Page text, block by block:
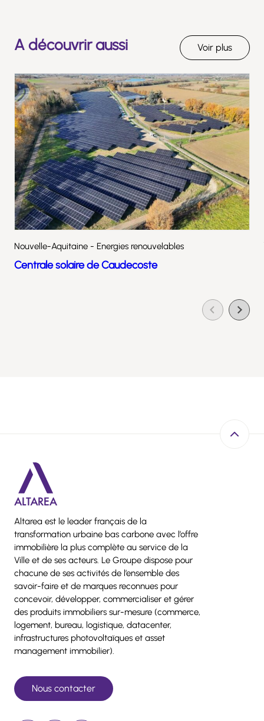
A découvrir aussi Voir plus
Nouvelle-Aquitaine - Energies renouvelables
Centrale solaire de Caudecoste
Altarea est le leader français de la
transformation urbaine bas carbone avec l’offre
immobilière la plus complète au service de la
Ville et de ses acteurs. Le Groupe dispose pour
chacune de ses activités de l’ensemble des
savoir-faire et de marques reconnues pour
concevoir, développer, commercialiser et gérer
des produits immobiliers sur-mesure (commerce,
logement, bureau, logistique, datacenter,
infrastructures photovoltaïques et asset
management immobilier).
Nous contacter
Retour